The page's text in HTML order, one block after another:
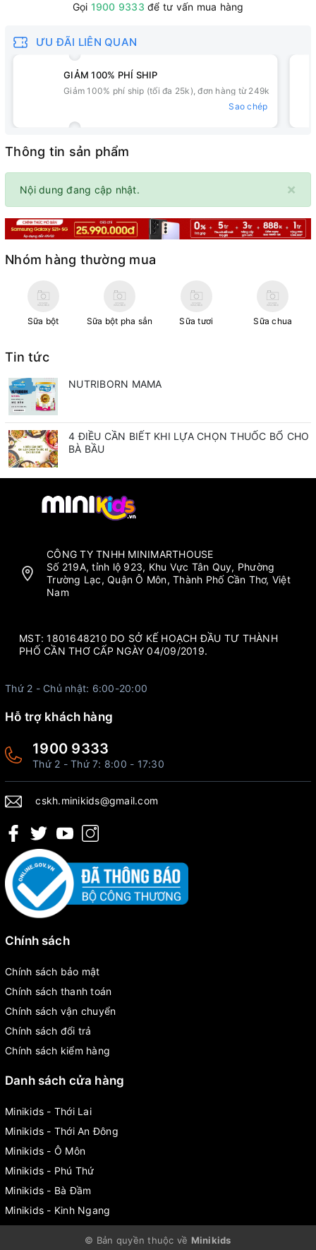
Gọi 1900 9333 để tư vấn mua hàng
ƯU ĐÃI LIÊN QUAN
GIẢM 100% PHÍ SHIP
Giảm 100% phí ship (tối đa 25k), đơn hàng từ 249k
Sao chép
Thông tin sản phẩm
×
Nội dung đang cập nhật.
Nhóm hàng thường mua
Sữa bột Sữa bột pha sẳn Sữa tươi Sữa chua
Tin tức
NUTRIBORN MAMA
4 ĐIỀU CẦN BIẾT KHI LỰA CHỌN THUỐC BỔ CHO
BÀ BẦU
CÔNG TY TNHH MINIMARTHOUSE
Số 219A, tỉnh lộ 923, Khu Vực Tân Quy, Phường
Trường Lạc, Quận Ô Môn, Thành Phố Cần Thơ, Việt
Nam
MST: 1801648210 DO SỞ KẾ HOẠCH ĐẦU TƯ THÀNH
PHỐ CẦN THƠ CẤP NGÀY 04/09/2019.
Thứ 2 - Chủ nhật: 6:00-20:00
Hỗ trợ khách hàng
1900 9333
Thứ 2 - Thứ 7: 8:00 - 17:30
cskh.minikids@gmail.com
Chính sách
Chính sách bảo mật
Chính sách thanh toán
Chính sách vận chuyển
Chính sách đổi trả
Chính sách kiểm hàng
Danh sách cửa hàng
Minikids - Thới Lai
Minikids - Thới An Đông
Minikids - Ô Môn
Minikids - Phú Thứ
Minikids - Bà Đầm
Minikids - Kinh Ngang
© Bản quyền thuộc về Minikids